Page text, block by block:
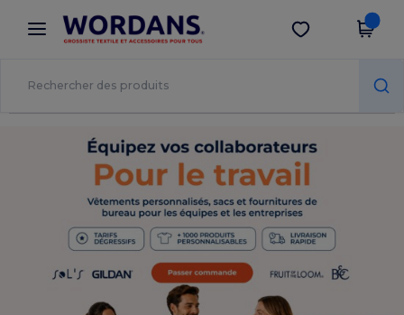
× Appli Wordans
Meilleurs prix sur l’app !
Obtenir l'appli